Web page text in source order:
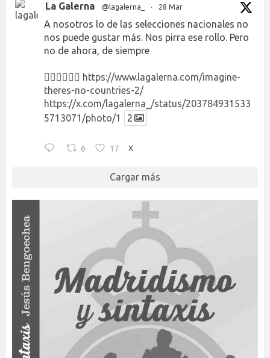
La Galerna @lagalerna_ · 28 Mar
A nosotros lo de las selecciones nacionales no
nos puede gustar más. Nos pirra ese rollo. Pero
no de ahora, de siempre
👉🏻👉🏻👉🏻 https://www.lagalerna.com/imagine-
theres-no-countries-2/
https://x.com/lagalerna_/status/203784931533
5713071/photo/1
2
6 17 X
Cargar más